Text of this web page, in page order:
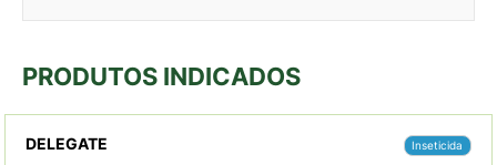
PRODUTOS INDICADOS
DELEGATE Inseticida